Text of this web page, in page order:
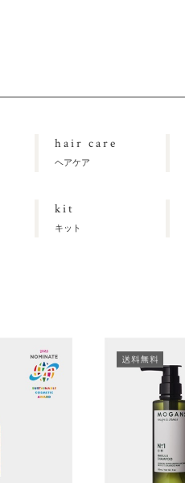
hair care
ヘアケア
kit
キット